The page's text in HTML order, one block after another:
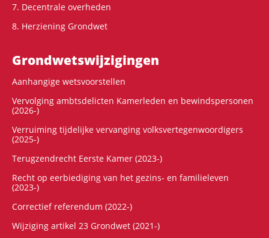
7. Decentrale overheden
8. Herziening Grondwet
Grondwets­wijzigingen
Aanhangige wetsvoorstellen
Vervolging ambtsdelicten Kamerleden en bewindspersonen
(2026-)
Verruiming tijdelijke vervanging volksvertegenwoordigers
(2025-)
Terugzendrecht Eerste Kamer (2023-)
Recht op eerbiediging van het gezins- en familieleven
(2023-)
Correctief referendum (2022-)
Wijziging artikel 23 Grondwet (2021-)